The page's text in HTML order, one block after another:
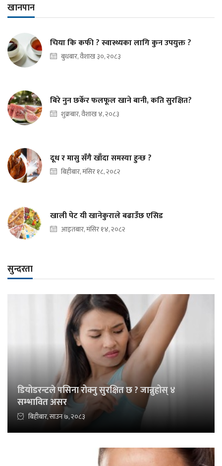
खानपान
चिया कि कफी ? स्वास्थ्यका लागि कुन उपयुक्त ?
बुधबार, वैशाख ३०, २०८३
बिरे नुन छर्केर फलफूल खाने बानी, कति सुरक्षित?
शुक्रबार, वैशाख ४, २०८३
दूध र मासु सँगै खाँदा समस्या हुन्छ ?
बिहीबार, मंसिर १८, २०८२
खाली पेट यी खानेकुराले बढाउँछ एसिड
आइतबार, मंसिर १४, २०८२
सुन्दरता
डियोडरन्टले पसिना रोक्नु सुरक्षित छ ? जान्नुहोस् ४
सम्भावित असर
बिहीबार, साउन ७, २०८३